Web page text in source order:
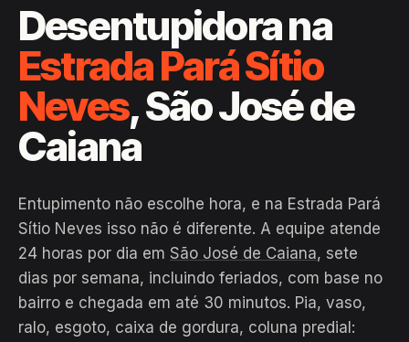
Desentupidora na
Estrada Pará Sítio
Neves, São José de
Caiana
Entupimento não escolhe hora, e na Estrada Pará
Sítio Neves isso não é diferente. A equipe atende
24 horas por dia em São José de Caiana, sete
dias por semana, incluindo feriados, com base no
bairro e chegada em até 30 minutos. Pia, vaso,
ralo, esgoto, caixa de gordura, coluna predial: